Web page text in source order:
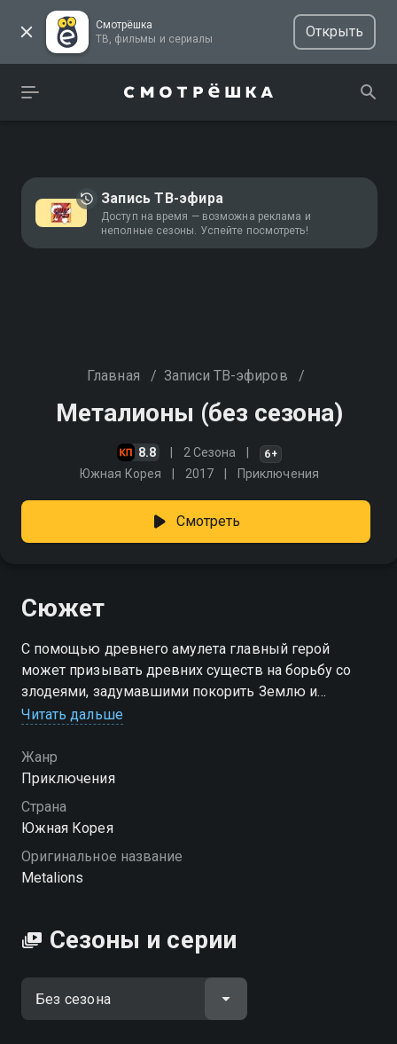
Смотрёшка
ТВ, фильмы и сериалы
Открыть
Запись ТВ-эфира
Доступ на время — возможна реклама и
неполные сезоны. Успейте посмотреть!
Главная / Записи ТВ-эфиров /
Металионы (без сезона)
8.8 2 Сезона 6+
Южная Корея 2017 Приключения
Смотреть
Сюжет
C помощью древнего амулета главный герой
может призывать древних существ на борьбу со
злодеями, задумавшими покорить Землю и
захватить все источники энергии на планете
Посмотреть онлайн сезон сериала Металионы вы
можете совершенно бесплатно в хорошем HD
качестве на Смотрёшке
Читать дальше
Жанр
Приключения
Страна
Южная Корея
Оригинальное название
Metalions
Сезоны и серии